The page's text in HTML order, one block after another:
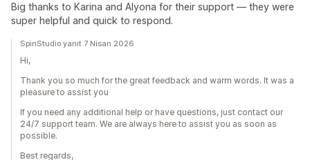
Big thanks to Karina and Alyona for their support — they were
super helpful and quick to respond.
SpinStudio yanıt 7 Nisan 2026
Hi,
Thank you so much for the great feedback and warm words. It was a
pleasure to assist you
If you need any additional help or have questions, just contact our
24/7 support team. We are always here to assist you as soon as
possible.
Best regards,